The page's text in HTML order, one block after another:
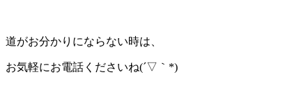
道がお分かりにならない時は、
お気軽にお電話くださいね(´▽｀*)